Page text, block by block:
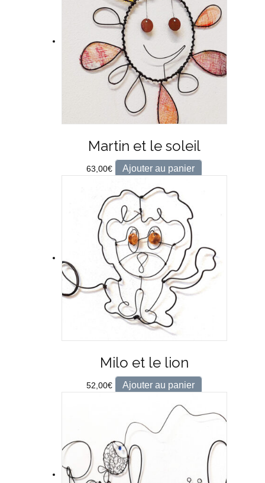
Martin et le soleil
63,00€ Ajouter au panier
Milo et le lion
52,00€ Ajouter au panier